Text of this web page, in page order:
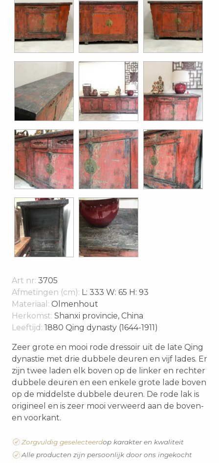
Art nr: 3705
Afmetingen (cm): L: 333 W: 65 H: 93
Materiaal: Olmenhout
Herkomst: Shanxi provincie, China
Leeftijd: 1880 Qing dynasty (1644-1911)
Zeer grote en mooi rode dressoir uit de late Qing
dynastie met drie dubbele deuren en vijf lades. Er
zijn twee laden elk boven op de linker en rechter
dubbele deuren en een enkele grote lade boven
op de middelste dubbele deuren. De rode lak is
origineel en is zeer mooi verweerd aan de boven-
en voorkant.
Zorgvuldig geselecteerdop karakter en kwaliteit
Alle producten zijn persoonlijk door ons ingekocht